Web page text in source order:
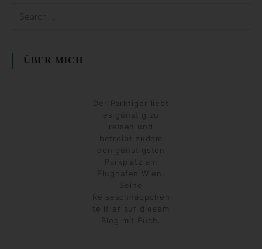
ÜBER MICH
Der Parktiger liebt
es günstig zu
reisen und
betreibt zudem
den günstigsten
Parkplatz am
Flughafen Wien.
Seine
Reiseschnäppchen
teilt er auf diesem
Blog mit Euch.